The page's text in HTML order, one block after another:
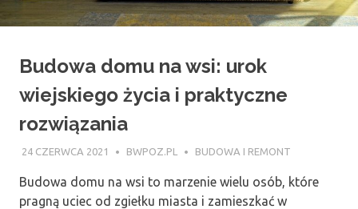
Budowa domu na wsi: urok
wiejskiego życia i praktyczne
rozwiązania
24 CZERWCA 2021 BWPOZ.PL BUDOWA I REMONT
Budowa domu na wsi to marzenie wielu osób, które
pragną uciec od zgiełku miasta i zamieszkać w